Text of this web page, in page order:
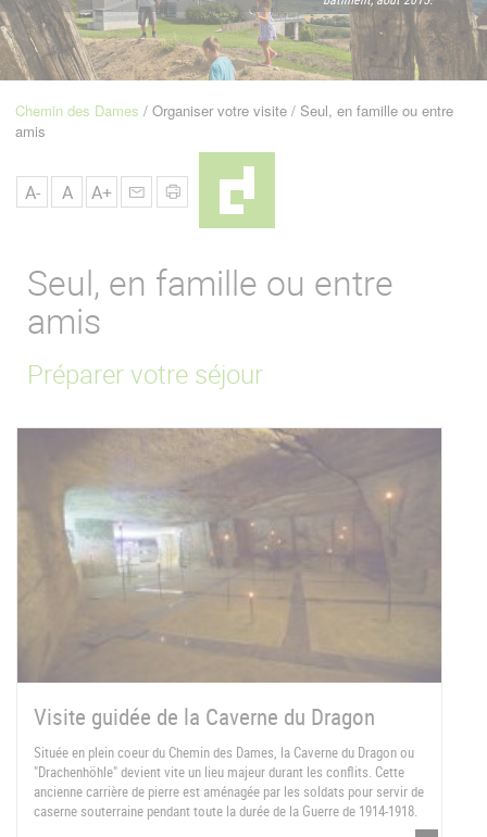
Navigation
Fil
Chemin des Dames Organiser votre visite Seul, en famille ou entre
amis
A- A A+
Seul, en famille ou entre
amis
Préparer votre séjour
Visite guidée de la Caverne du Dragon
Située en plein coeur du Chemin des Dames, la Caverne du Dragon ou
"Drachenhöhle" devient vite un lieu majeur durant les conflits. Cette
ancienne carrière de pierre est aménagée par les soldats pour servir de
caserne souterraine pendant toute la durée de la Guerre de 1914-1918.